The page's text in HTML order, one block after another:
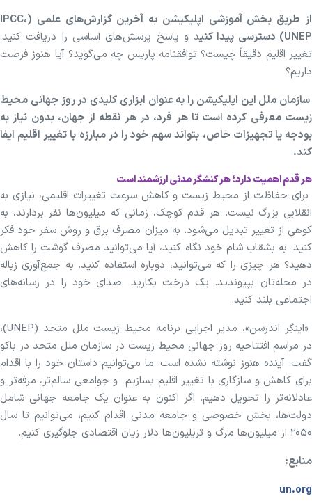
از طریق بخش آموزشی اپلیکیشن به آخرین گزارش‌های علمی (IPCC،
UNEP) دسترسی پیدا کنی
د و پاسخ پرسش‌های اساسی را دریافت کنید:
تغییر اقلیم دقیقاً چیست؟ توافقنامه پاریس چه می‌گوید؟ آیا هنوز فرصت
داریم؟
سازمان ملل این اپلیکیشن را به عنوان ابزاری کلیدی در روز جهانی محیط
زیست معرفی کرده است تا هر فرد، در هر نقطه از جهان، بدون نیاز به
بودجه یا تجهیزات خاص، بتواند سهم خود را در مبارزه با تغییر اقلیم ایفا
کند.
هر قدم اهمیت دارد؛ هر کنشگر مدنی ارزشمند است
برای حفاظت از محیط زیست و کاهش سرعت تغییرات اقلیمی، نیازی به
انقلابی بزرگ نیست. هر قدم کوچک، زمانی که میلیون‌ها نفر بردارند، به
کوهی از تغییر تبدیل می‌شود. به میزان مصرف برق و روش سفر خود فکر
کنید. به بشقاب شام خود نگاه کنید، آیا می‌توانید مصرف گوشت را کاهش
دهید؟ هر چیزی را که می‌توانید، دوباره استفاده کنید. به جمع‌آوری زباله
در محله‌تان بپیوندید. یک درخت بکارید. صدای خود را در رسانه‌های
اجتماعی بلند کنید.
«اینگِر اندرسن»، مدیر اجرایی برنامه محیط زیست ملل متحد (UNEP)،
در مراسم افتتاحیه روز جهانی محیط زیست در سازمان ملل متحد در باکو
گفت: آینده هنوز نوشته نشده است. ما می‌توانیم داستان خود را با اقدام
برای کاهش و سازگاری با تغییر اقلیم بسازیم و جوامعی سالم‌تر، مرفه‌تر و
عادلانه‌تر را تحویل دهیم. اگر اکنون به عنوان یک جامعه جهانی شامل
دولت‌ها، بخش خصوصی و جامعه مدنی اقدام کنیم، می‌توانیم تا سال
۲۰۵۰ از میلیون‌ها مرگ و تریلیون‌ها دلار زیان اقتصادی جلوگیری کنیم.
منابع:
un.org